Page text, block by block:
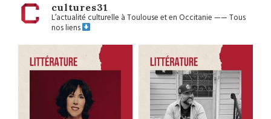
cultures31
L’actualité culturelle à Toulouse et en Occitanie——Tous
nos liens